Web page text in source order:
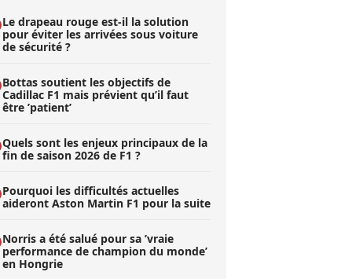
Le drapeau rouge est-il la solution
pour éviter les arrivées sous voiture
de sécurité ?
Bottas soutient les objectifs de
Cadillac F1 mais prévient qu’il faut
être ’patient’
Quels sont les enjeux principaux de la
fin de saison 2026 de F1 ?
Pourquoi les difficultés actuelles
aideront Aston Martin F1 pour la suite
Norris a été salué pour sa ’vraie
performance de champion du monde’
en Hongrie